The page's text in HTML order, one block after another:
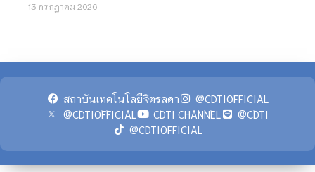
13 กรกฎาคม 2026
สถาบันเทคโนโลยีจิตรลดา
@CDTIOFFICIAL
@CDTIOFFICIAL
CDTI CHANNEL
@CDTI
@CDTIOFFICIAL